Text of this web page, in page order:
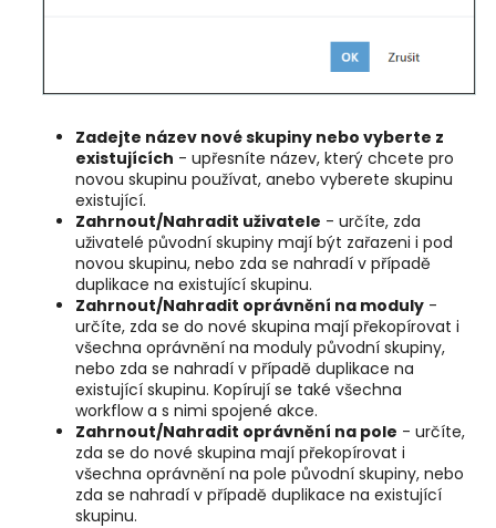
Zadejte název nové skupiny nebo vyberte z
existujících - upřesníte název, který chcete pro
novou skupinu používat, anebo vyberete skupinu
existující.
Zahrnout/Nahradit uživatele - určíte, zda
uživatelé původní skupiny mají být zařazeni i pod
novou skupinu, nebo zda se nahradí v případě
duplikace na existující skupinu.
Zahrnout/Nahradit oprávnění na moduly -
určíte, zda se do nové skupina mají překopírovat i
všechna oprávnění na moduly původní skupiny,
nebo zda se nahradí v případě duplikace na
existující skupinu. Kopírují se také všechna
workflow a s nimi spojené akce.
Zahrnout/Nahradit oprávnění na pole - určíte,
zda se do nové skupina mají překopírovat i
všechna oprávnění na pole původní skupiny, nebo
zda se nahradí v případě duplikace na existující
skupinu.